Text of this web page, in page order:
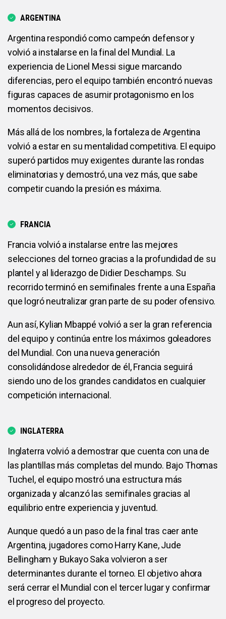
ARGENTINA
Argentina respondió como campeón defensor y
volvió a instalarse en la final del Mundial. La
experiencia de Lionel Messi sigue marcando
diferencias, pero el equipo también encontró nuevas
figuras capaces de asumir protagonismo en los
momentos decisivos.
Más allá de los nombres, la fortaleza de Argentina
volvió a estar en su mentalidad competitiva. El equipo
superó partidos muy exigentes durante las rondas
eliminatorias y demostró, una vez más, que sabe
competir cuando la presión es máxima.
FRANCIA
Francia volvió a instalarse entre las mejores
selecciones del torneo gracias a la profundidad de su
plantel y al liderazgo de Didier Deschamps. Su
recorrido terminó en semifinales frente a una España
que logró neutralizar gran parte de su poder ofensivo.
Aun así, Kylian Mbappé volvió a ser la gran referencia
del equipo y continúa entre los máximos goleadores
del Mundial. Con una nueva generación
consolidándose alrededor de él, Francia seguirá
siendo uno de los grandes candidatos en cualquier
competición internacional.
INGLATERRA
Inglaterra volvió a demostrar que cuenta con una de
las plantillas más completas del mundo. Bajo Thomas
Tuchel, el equipo mostró una estructura más
organizada y alcanzó las semifinales gracias al
equilibrio entre experiencia y juventud.
Aunque quedó a un paso de la final tras caer ante
Argentina, jugadores como Harry Kane, Jude
Bellingham y Bukayo Saka volvieron a ser
determinantes durante el torneo. El objetivo ahora
será cerrar el Mundial con el tercer lugar y confirmar
el progreso del proyecto.